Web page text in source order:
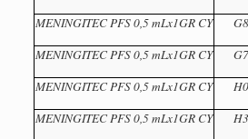
MΕNΙNGITEC PFS 0,5 mLx1GR CY
MΕNΙNGITEC PFS 0,5 mLx1GR CY
MΕNΙNGITEC PFS 0,5 mLx1GR CY
MΕNΙNGITEC PFS 0,5 mLx1GR CY